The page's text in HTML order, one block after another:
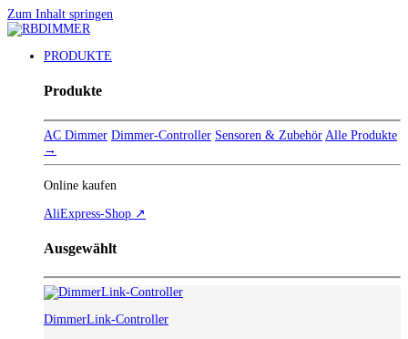
Zum Inhalt springen
PRODUKTE
Produkte
AC Dimmer Dimmer-Controller Sensoren & Zubehör Alle Produkte
→
Online kaufen
AliExpress-Shop ↗
Ausgewählt
DimmerLink-Controller